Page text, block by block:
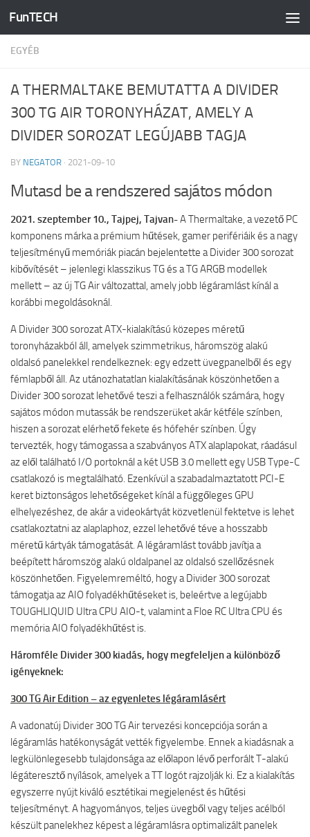
Skip to content
FunTECH
EGYÉB
A THERMALTAKE BEMUTATTA A DIVIDER
300 TG AIR TORONYHÁZAT, AMELY A
DIVIDER SOROZAT LEGÚJABB TAGJA
BY NEGATOR · 2021-09-10
Mutasd be a rendszered sajátos módon
2021. szeptember 10., Tajpej, Tajvan-A Thermaltake, a vezető PC
komponens márka a prémium hűtések, gamer perifériáik és a nagy
teljesítményű memóriák piacán bejelentette a Divider 300 sorozat
kibővítését – jelenlegi klasszikus TG és a TG ARGB modellek
mellett – az új TG Air változattal, amely jobb légáramlást kínál a
korábbi megoldásoknál.
A Divider 300 sorozat ATX-kialakítású közepes méretű
toronyházakból áll, amelyek szimmetrikus, háromszög alakú
oldalsó panelekkel rendelkeznek: egy edzett üvegpanelből és egy
fémlapből áll. Az utánozhatatlan kialakításának köszönhetően a
Divider 300 sorozat lehetővé teszi a felhasználók számára, hogy
sajátos módon mutassák be rendszerüket akár kétféle színben,
hiszen a sorozat elérhető fekete és hófehér színben. Úgy
tervezték, hogy támogassa a szabványos ATX alaplapokat, ráadásul
az elől található I/O portoknál a két USB 3.0 mellett egy USB Type-C
csatlakozó is megtalálható. Ezenkívül a szabadalmaztatott PCI-E
keret biztonságos lehetőségeket kínál a függőleges GPU
elhelyezéshez, de akár a videokártyát közvetlenül fektetve is lehet
csatlakoztatni az alaplaphoz, ezzel lehetővé téve a hosszabb
méretű kártyák támogatását. A légáramlást tovább javítja a
beépített háromszög alakú oldalpanel az oldalsó szellőzésnek
köszönhetően. Figyelemreméltó, hogy a Divider 300 sorozat
támogatja az AIO folyadékhűtéseket is, beleértve a legújabb
TOUGHLIQUID Ultra CPU AIO-t, valamint a Floe RC Ultra CPU és
memória AIO folyadékhűtést is.
Háromféle Divider 300 kiadás, hogy megfeleljen a különböző
igényeknek:
300 TG Air Edition – az egyenletes légáramlásért
A vadonatúj Divider 300 TG Air tervezési koncepciója során a
légáramlás hatékonyságát vették figyelembe. Ennek a kiadásnak a
legkülönlegesebb tulajdonsága az előlapon lévő perforált T-alakú
légáteresztő nyílások, amelyek a TT logót rajzolják ki. Ez a kialakítás
egyszerre nyújt kiváló esztétikai megjelenést és hűtési
teljesítményt. A hagyományos, teljes üvegből vagy teljes acélból
készült panelekhez képest a légáramlásra optimalizált panelek